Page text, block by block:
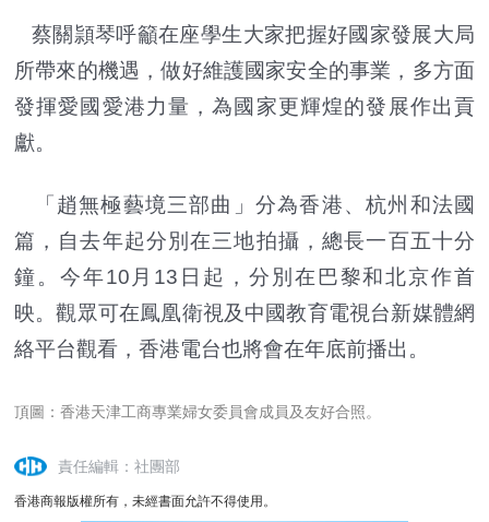
蔡關頴琴呼籲在座學生大家把握好國家發展大局
所帶來的機遇，做好維護國家安全的事業，多方面
發揮愛國愛港力量，為國家更輝煌的發展作出貢
獻。
「趙無極藝境三部曲」分為香港、杭州和法國
篇，自去年起分別在三地拍攝，總長一百五十分
鐘。今年10月13日起，分別在巴黎和北京作首
映。觀眾可在鳳凰衛視及中國教育電視台新媒體網
絡平台觀看，香港電台也將會在年底前播出。
頂圖：香港天津工商專業婦女委員會成員及友好合照。
責任編輯：社團部
香港商報版權所有，未經書面允許不得使用。